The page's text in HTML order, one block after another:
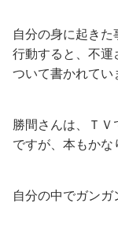
自分の身に起きた
行動すると、不運
ついて書かれてい
勝間さんは、Ｔ
ですが、本もかな
自分の中でガンガ